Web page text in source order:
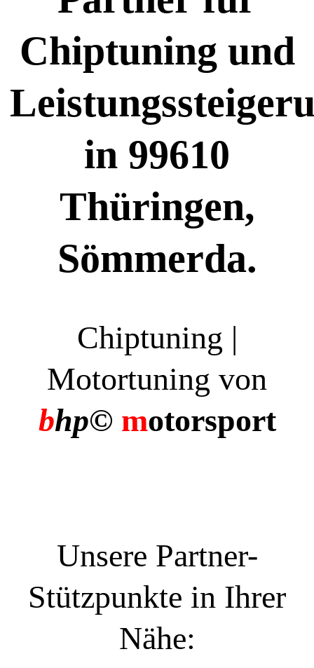
Chiptuning und
in 99610
Thüringen,
Sömmerda.
Chiptuning |
Motortuning von
bhp© motorsport
Unsere Partner-
Stützpunkte in Ihrer
Nähe: